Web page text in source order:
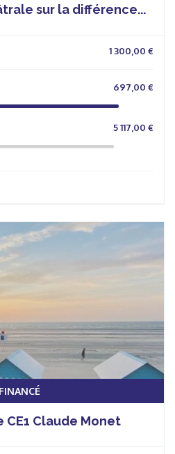
sur la différence...
1 300,00 €
697,00 €
5 117,00 €
FINANCÉ
Claude Monet